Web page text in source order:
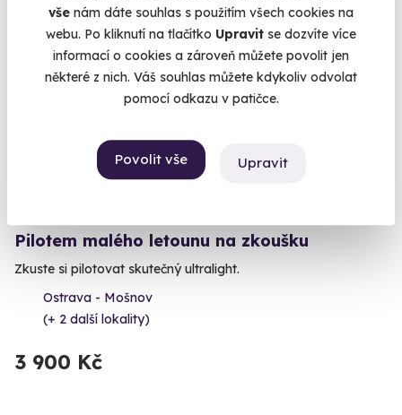
vše nám dáte souhlas s použitím všech cookies na
webu. Po kliknutí na tlačítko Upravit se dozvíte více
informací o cookies a zároveň můžete povolit jen
některé z nich. Váš souhlas můžete kdykoliv odvolat
pomocí odkazu v patičce.
Povolit vše Upravit
Pilotem malého letounu na zkoušku
Zkuste si pilotovat skutečný ultralight.
Ostrava - Mošnov
(+ 2 další lokality)
3 900 Kč